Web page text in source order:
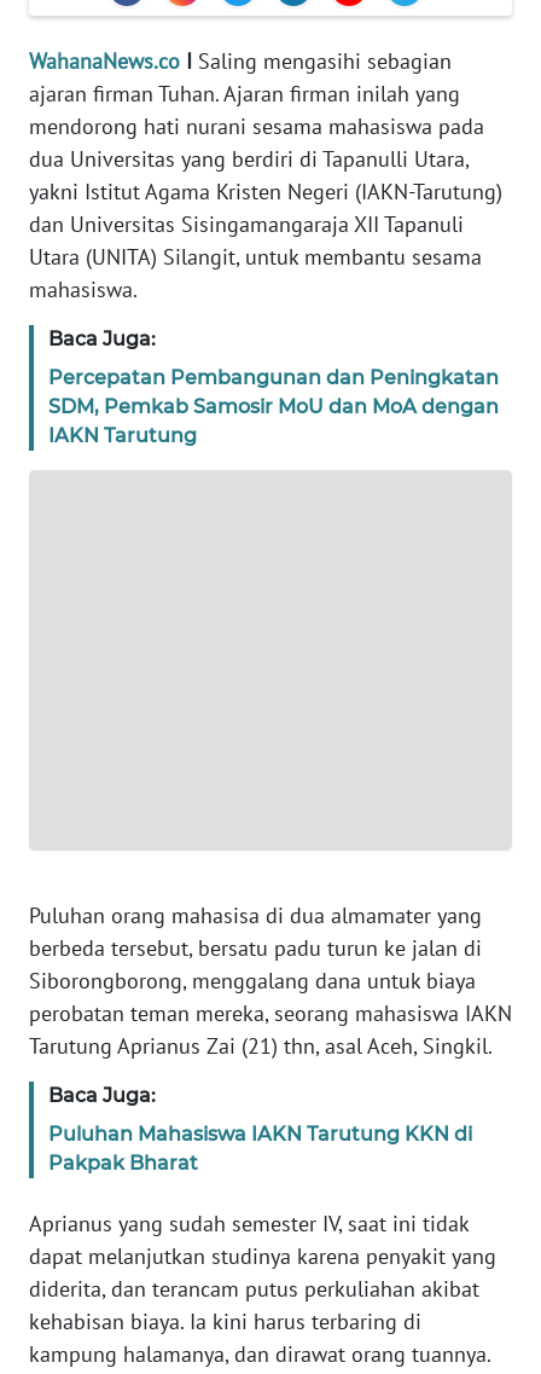
WahanaNews.co I Saling mengasihi sebagian
ajaran firman Tuhan. Ajaran firman inilah yang
mendorong hati nurani sesama mahasiswa pada
dua Universitas yang berdiri di Tapanulli Utara,
yakni Istitut Agama Kristen Negeri (IAKN-Tarutung)
dan Universitas Sisingamangaraja XII Tapanuli
Utara (UNITA) Silangit, untuk membantu sesama
mahasiswa.
Baca Juga:
Percepatan Pembangunan dan Peningkatan
SDM, Pemkab Samosir MoU dan MoA dengan
IAKN Tarutung
Puluhan orang mahasisa di dua almamater yang
berbeda tersebut, bersatu padu turun ke jalan di
Siborongborong, menggalang dana untuk biaya
perobatan teman mereka, seorang mahasiswa IAKN
Tarutung Aprianus Zai (21) thn, asal Aceh, Singkil.
Baca Juga:
Puluhan Mahasiswa IAKN Tarutung KKN di
Pakpak Bharat
Aprianus yang sudah semester IV, saat ini tidak
dapat melanjutkan studinya karena penyakit yang
diderita, dan terancam putus perkuliahan akibat
kehabisan biaya. Ia kini harus terbaring di
kampung halamanya, dan dirawat orang tuannya.
IKLAN
TENTANG
KAMI
PEDOMAN
MEDIA
SIBER
KARIR
DISCLAIMER
BANTEN
WN
NTT
KEPRI
WN
WN
PAPUA
BARAT
WN